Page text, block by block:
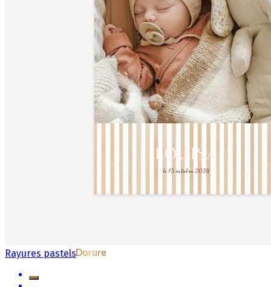
Rayures pastels